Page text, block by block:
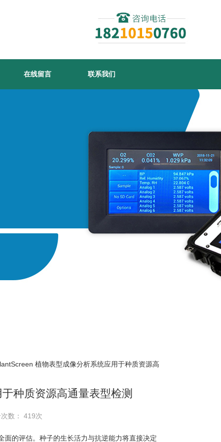
在线留言 联系我们
植物表型成像分析系统应用于种质资源高
种质资源高通量表型检测
数： 419次
的评估。种子的生长活力与抗逆能力将直接决定